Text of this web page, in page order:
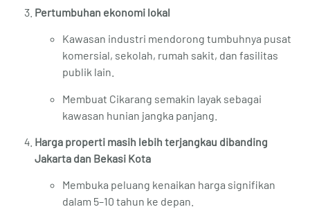
Pertumbuhan ekonomi lokal
Kawasan industri mendorong tumbuhnya pusat
komersial, sekolah, rumah sakit, dan fasilitas
publik lain.
Membuat Cikarang semakin layak sebagai
kawasan hunian jangka panjang.
Harga properti masih lebih terjangkau dibanding
Jakarta dan Bekasi Kota
Membuka peluang kenaikan harga signifikan
dalam 5–10 tahun ke depan.